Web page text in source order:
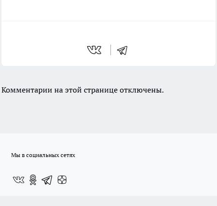
Комментарии на этой странице отключены.
Мы в социальных сетях